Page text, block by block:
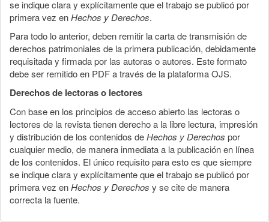
se indique clara y explícitamente que el trabajo se publicó por
primera vez enHechos y Derechos.
Para todo lo anterior, deben remitir la carta de transmisión de
derechos patrimoniales de la primera publicación, debidamente
requisitada y firmada por las autoras o autores. Este formato
debe ser remitido en PDF a través de la plataforma OJS.
Derechos de lectoras o lectores
Con base en los principios de acceso abierto las lectoras o
lectores de la revista tienen derecho a la libre lectura, impresión
y distribución de los contenidos deHechos y Derechos por
cualquier medio, de manera inmediata a la publicación en línea
de los contenidos. El único requisito para esto es que siempre
se indique clara y explícitamente que el trabajo se publicó por
primera vez enHechos y Derechos y se cite de manera
correcta la fuente.